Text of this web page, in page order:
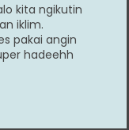
kita ngikutin
iklim.
pakai angin
hadeehh